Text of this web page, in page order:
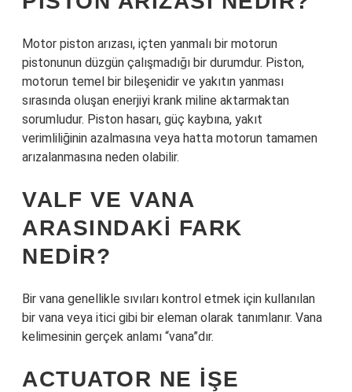
Motor piston arızası, içten yanmalı bir motorun
pistonunun düzgün çalışmadığı bir durumdur. Piston,
motorun temel bir bileşenidir ve yakıtın yanması
sırasında oluşan enerjiyi krank miline aktarmaktan
sorumludur. Piston hasarı, güç kaybına, yakıt
verimliliğinin azalmasına veya hatta motorun tamamen
arızalanmasına neden olabilir.
VALF VE VANA
ARASINDAKI FARK
NEDIR?
Bir vana genellikle sıvıları kontrol etmek için kullanılan
bir vana veya itici gibi bir eleman olarak tanımlanır. Vana
kelimesinin gerçek anlamı “vana”dır.
ACTUATOR NE IŞE